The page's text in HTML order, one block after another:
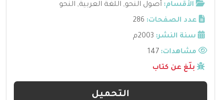
الأقسام: أصول النحو, اللغة العربية, النحو
عدد الصفحات: 286
سنة النشر: 2003م
مشاهدات:
بلّغ عن كتاب
التحميل